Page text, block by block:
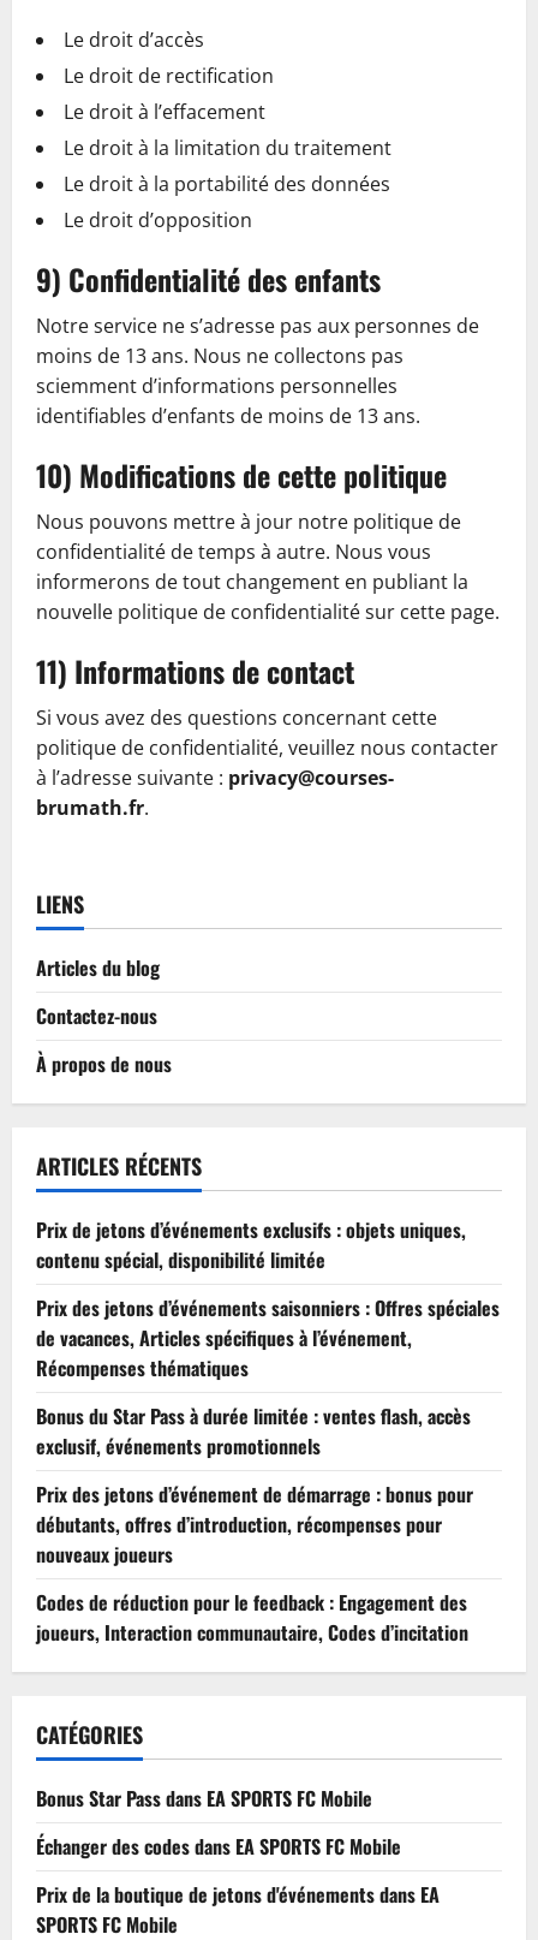
Le droit d’accès
Le droit de rectification
Le droit à l’effacement
Le droit à la limitation du traitement
Le droit à la portabilité des données
Le droit d’opposition
9) Confidentialité des enfants
Notre service ne s’adresse pas aux personnes de
moins de 13 ans. Nous ne collectons pas
sciemment d’informations personnelles
identifiables d’enfants de moins de 13 ans.
10) Modifications de cette politique
Nous pouvons mettre à jour notre politique de
confidentialité de temps à autre. Nous vous
informerons de tout changement en publiant la
nouvelle politique de confidentialité sur cette page.
11) Informations de contact
Si vous avez des questions concernant cette
politique de confidentialité, veuillez nous contacter
à l’adresse suivante : privacy@courses-
brumath.fr.
LIENS
Articles du blog
Contactez-nous
À propos de nous
ARTICLES RÉCENTS
Prix de jetons d’événements exclusifs : objets uniques,
contenu spécial, disponibilité limitée
Prix des jetons d’événements saisonniers : Offres spéciales
de vacances, Articles spécifiques à l’événement,
Récompenses thématiques
Bonus du Star Pass à durée limitée : ventes flash, accès
exclusif, événements promotionnels
Prix des jetons d’événement de démarrage : bonus pour
débutants, offres d’introduction, récompenses pour
nouveaux joueurs
Codes de réduction pour le feedback : Engagement des
joueurs, Interaction communautaire, Codes d’incitation
CATÉGORIES
Bonus Star Pass dans EA SPORTS FC Mobile
Échanger des codes dans EA SPORTS FC Mobile
Prix de la boutique de jetons d'événements dans EA
SPORTS FC Mobile